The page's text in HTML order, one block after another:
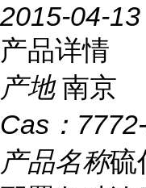
2015-04-13
产品详情
产地 南京
Cas：
产品名称硫